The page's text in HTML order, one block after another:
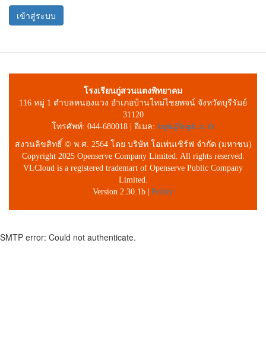
เข้าสู่ระบบ
โรงเรียนกู่สวนแตงพิทยาคม
116 หมู่ 1 ตำบลหนองแวง อำเภอบ้านใหม่ไชยพจน์ จังหวัดบุรีรัมย์
31120
โทรศัพท์: 044-680018 | อีเมล: kspk@kspk.ac.th
สงวนลิขสิทธิ์ © พ.ศ. 2564 โดย บริษัท โอเพ่นเซิร์ฟ จำกัด (มหาชน)
Copyright 2025 Openserve Company Limited. All rights reserved.
VLCloud is a registered trademart of Openserve Public Company
Limited.
Version 2.30.1b | Policy
SMTP error: Could not authenticate.